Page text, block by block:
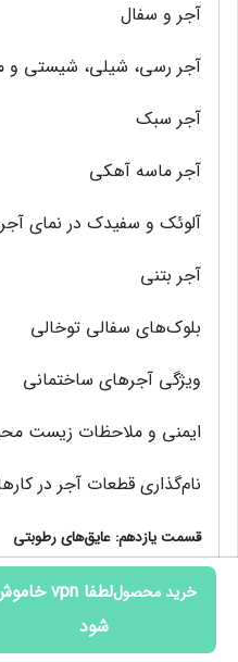
خرید محصول
آجر و سفال
آجر رسي، شيلي، شيستي و
آجر سبك
آجر ماسه آهكي
آلوئک و سفیدک در نمای
آجر بتني
بلوک‌های سفالی توخالی
ویژگی آجرهای ساختمانی
ایمنی و ملاحظات زیست
نام‌گذاری قطعات آجر در
قسمت یازدهم: عايق‌هاي رطوبتي
دسته‌بندی عايق‌هاي رطوبتي
عایق حرارتی پلاستیکی